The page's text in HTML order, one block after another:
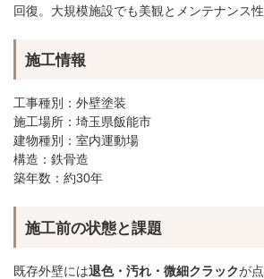
回復。大規模施設でも美観とメンテナンス性
施工情報
工事種別：外壁塗装
施工場所：埼玉県飯能市
建物種別：室内運動場
構造：鉄骨造
築年数：約30年
施工前の状態と課題
既存外壁には退色・汚れ・微細クラックが